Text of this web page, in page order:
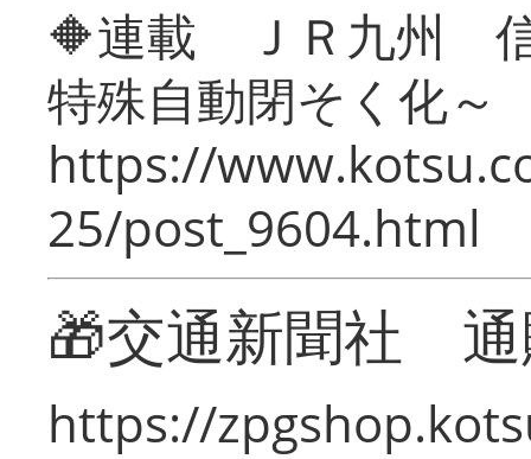
🔶連載 ＪＲ九州 信
特殊自動閉そく化～
https://
25/post_9604.html
🎁交通新聞社
https://